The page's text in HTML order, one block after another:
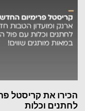
הכירו את קריסטל
לחתנים וכלות